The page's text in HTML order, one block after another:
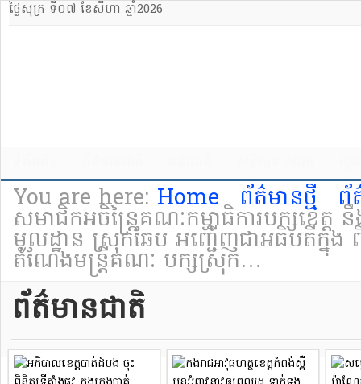
ថ្ងៃសុក្រ ទី០៧ ខែសីហា ឆ្នាំ2026
You are here: Home ព័ត៌មានថ្មី ព័
សមាជិកអចិន្ត្រៃគណៈកម្មាធិការបក្សខេត្
មូលដ្ឋាន ស្រុកឆែប អញ្ជើញជាអធិបតីក្នុង
តំណែងមន្រ្តីគណៈ បក្សស្រុក…
ព័ត៌មានជាតិ